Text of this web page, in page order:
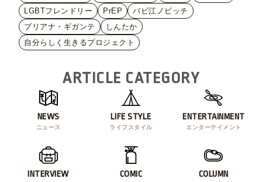
LGBTフレンドリー
PrEP
バビ江ノビッチ
ブリアナ・ギガンテ
しんたか
自分らしく生きるプロジェクト
ARTICLE CATEGORY
NEWS
ニュース
LIFE STYLE
ライフスタイル
ENTERTAINMENT
エンターテイメント
INTERVIEW COMIC COLUMN